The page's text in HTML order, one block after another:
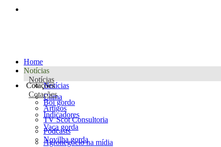
Home
Notícias
Notícias
Notícias
Clima
Artigos
TV Scot Consultoria
Podcasts
Agronegócio na mídia
Cotações
Cotações
Boi gordo
Indicadores
Vaca gorda
Novilha gorda